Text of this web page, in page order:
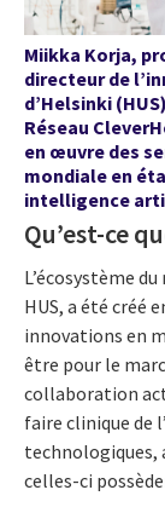
Miikka Korja,
directeur de
d’Helsinki
Réseau
en œuvre des
mondiale en
intelligence
Qu’est-ce
L’écosystème
HUS, a été créé
innovations en
être pour le
collaboration
faire clinique de
technologiques,
celles-ci